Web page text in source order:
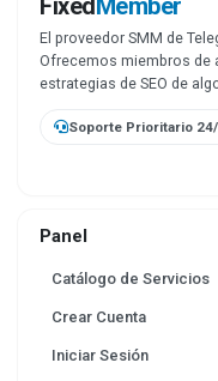
FixedMember
El proveedor SMM de
Ofrecemos miembros de
estrategias de SEO de
Soporte Prioritario
Panel
Catálogo de Servicios
Crear Cuenta
Iniciar Sesión